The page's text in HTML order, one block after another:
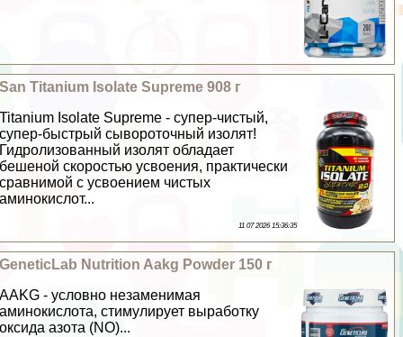
San Titanium Isolate Supreme 908 г
Titanium Isolate Supreme - супер-чистый,
супер-быстрый сывороточный изолят!
Гидролизованный изолят обладает
бешеной скоростью усвоения, пpaктически
сравнимой с усвоением чистых
аминокислот...
11 07 2026 15:36:35
GeneticLab Nutrition Aakg Powder 150 г
AAKG - условно незаменимая
аминокислота, стимулирует выработку
оксида азота (NO)...